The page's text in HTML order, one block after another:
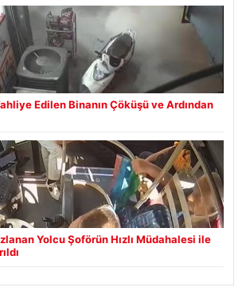
Edilen Binanın Çöküşü ve Ardından
Yolcu Şoförün Hızlı Müdahalesi ile